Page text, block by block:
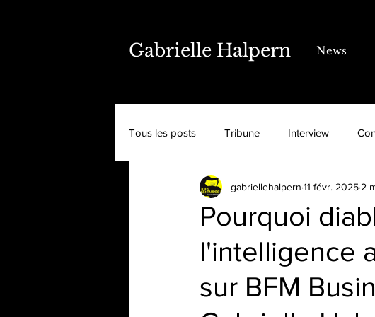
Gabrielle Halpern News
Tous les posts Tribune Interview
Pourquoi
l'intelligence
sur BFM
gabriellehalpern 11 févr. 2025 2